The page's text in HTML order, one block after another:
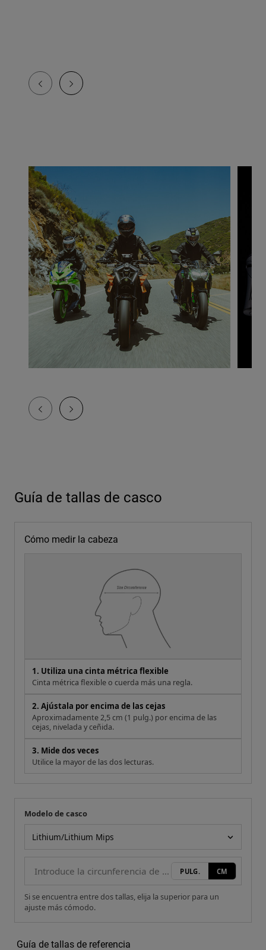
Guía de tallas de casco
Cómo medir la cabeza
1. Utiliza una cinta métrica flexible
Cinta métrica flexible o cuerda más una regla.
2. Ajústala por encima de las cejas
Aproximadamente 2,5 cm (1 pulg.) por encima de las
cejas, nivelada y ceñida.
3. Mide dos veces
Utilice la mayor de las dos lecturas.
Tu medida
Modelo de casco
PULG. CM
Si se encuentra entre dos tallas, elija la superior para un
ajuste más cómodo.
Guía de tallas de referencia